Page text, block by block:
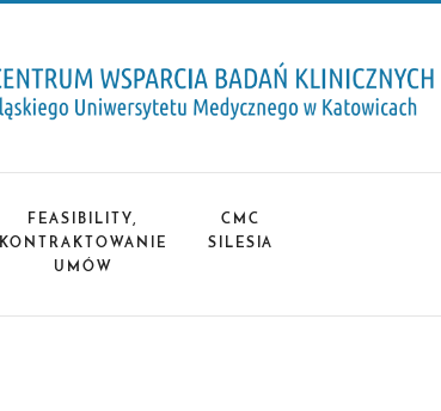
FEASIBILITY,
KONTRAKTOWANIE
UMÓW
CMC
SILESIA